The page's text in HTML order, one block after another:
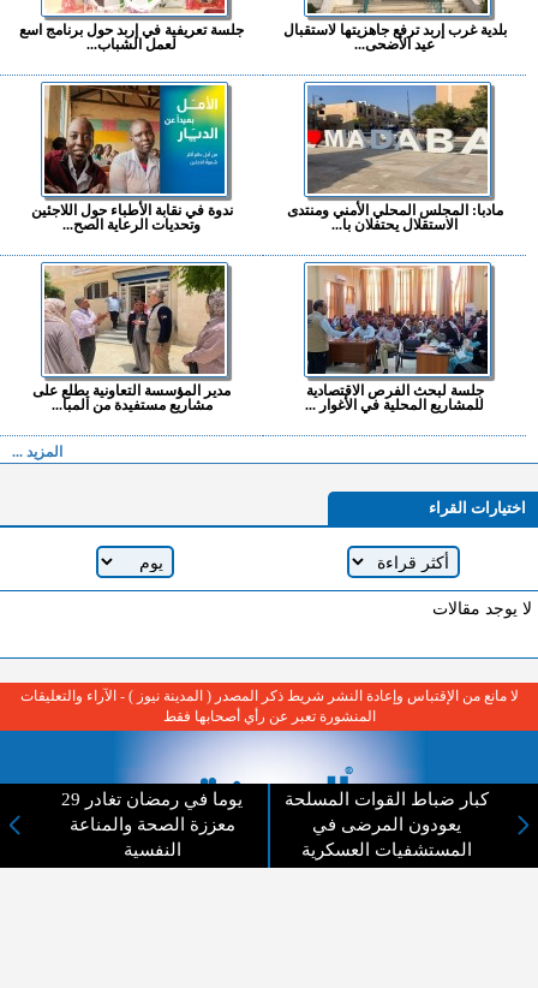
بلدية غرب إربد ترفع جاهزيتها لاستقبال
عيد الأضحى...
جلسة تعريفية في إربد حول برنامج اسع
لعمل الشباب...
مادبا: المجلس المحلي الأمني ومنتدى
الاستقلال يحتفلان با...
ندوة في نقابة الأطباء حول اللاجئين
وتحديات الرعاية الصح...
جلسة لبحث الفرص الاقتصادية
للمشاريع المحلية في الأغوار ...
مدير المؤسسة التعاونية يطلع على
مشاريع مستفيدة من المبا...
المزيد ...
اختيارات القراء
لا يوجد مقالات
كبار ضباط القوات المسلحة
يعودون المرضى في
المستشفيات العسكرية
29 يوما في رمضان تغادر
معززة الصحة والمناعة
النفسية
لا مانع من الإقتباس وإعادة النشر شريط ذكر المصدر ( المدينة نيوز ) - الآراء والتعليقات
المنشورة تعبر عن رأي أصحابها فقط